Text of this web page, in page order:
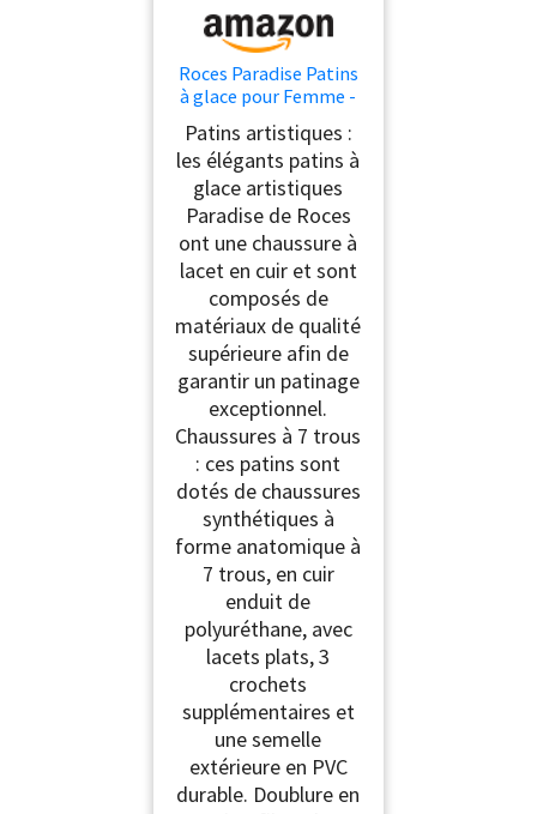
Roces Paradise Patins
à glace pour Femme -
Ice Skates, Blanc, 36
EU
Patins artistiques :
les élégants patins à
glace artistiques
Paradise de Roces
ont une chaussure à
lacet en cuir et sont
composés de
matériaux de qualité
supérieure afin de
garantir un patinage
exceptionnel.
Chaussures à 7 trous
: ces patins sont
dotés de chaussures
synthétiques à
forme anatomique à
7 trous, en cuir
enduit de
polyuréthane, avec
lacets plats, 3
crochets
supplémentaires et
une semelle
extérieure en PVC
durable. Doublure en